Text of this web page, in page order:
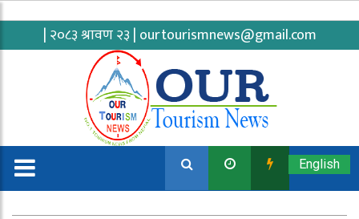
| २०८३ श्रावण २३ | ourtourismnews@gmail.com
English